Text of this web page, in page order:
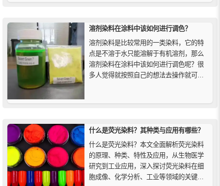
染料的类型有双功能染料、乙烯基砜染
料...
溶剂染料在涂料中该如何进行调色？
溶剂染料是比较常用的一类染料，它的特
点是不溶于水只能溶解于有机溶剂，那么
溶剂染料在涂料中该如何进行调色呢？很
多人觉得就按照自己的想法去操作就可以
什么是荧光染料？其种类与应用有哪些？
什么是荧光染料？本文全面解析荧光染料
的原理、种类、特性及应用，从生物医学
研究到工业应用，深入探讨荧光染料在细
胞成像、化学分析、工业等领域的关键作